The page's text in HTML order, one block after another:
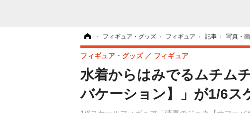
› フィギュア・グッズ › フィギュア › 記事 › 写真・
水着からはみでるムチム
バケーション】」が1/6ス
フィギュア・グッズ フィギュア